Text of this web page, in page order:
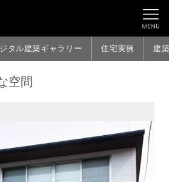
タル建築ギャラリー 住宅実例 建
空間